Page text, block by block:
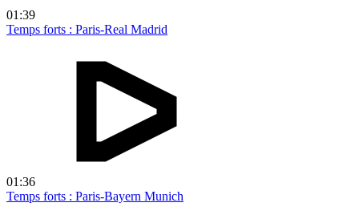
01:39
Temps forts : Paris-Real Madrid
01:36
Temps forts : Paris-Bayern Munich